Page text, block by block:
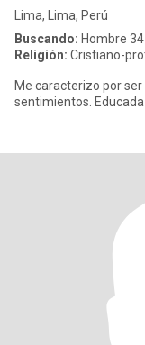
Lima, Lima, Perú
Buscando: Hombre
Religión: Cristiano-
Me caracterizo por
sentimientos.